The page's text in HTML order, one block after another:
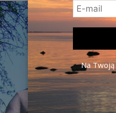
Na Twoją